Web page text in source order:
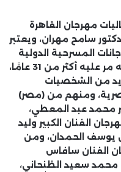
مهرجان القاهرة
سامح مهران، ويعتبر
المسرحية الدولية
في مصر والوطن العربي، خاصة أنه مر عليه أكثر من 31 عامًا،
من الشخصيات
ومنهم من (مصر)
محمد عبد المعطي،
الفنان الكبير وليد
يوسف الحمدان، ومن
الفنان سافاس
محمد سعيد الظنحاني،